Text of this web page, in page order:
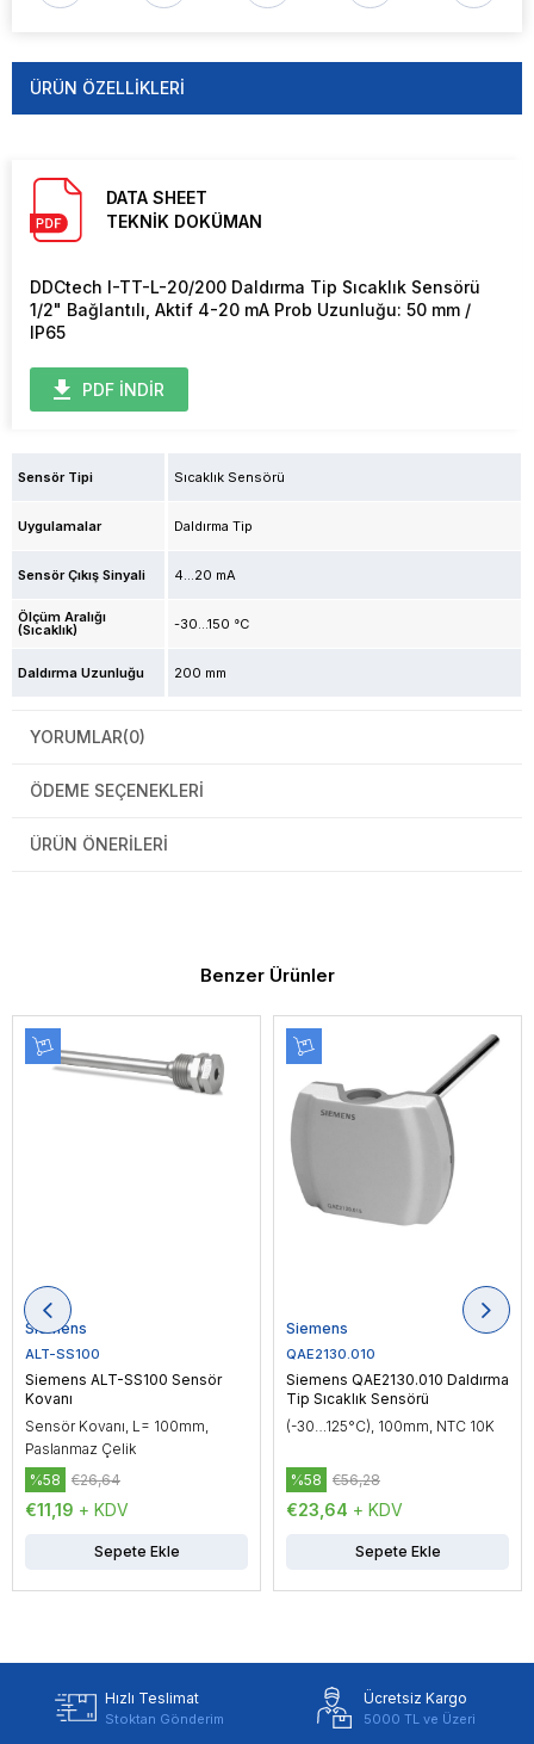
ÜRÜN ÖZELLIKLERI
DATA SHEET
TEKNİK DOKÜMAN
DDCtech I-TT-L-20/200 Daldırma Tip Sıcaklık Sensörü
1/2" Bağlantılı, Aktif 4-20 mA Prob Uzunluğu: 50 mm /
IP65
PDF İNDİR
Sensör Tipi Sıcaklık Sensörü
Uygulamalar Daldırma Tip
Sensör Çıkış Sinyali 4...20 mA
Ölçüm Aralığı
(Sıcaklık) -30...150 °C
Daldırma Uzunluğu 200 mm
YORUMLAR(0)
ÖDEME SEÇENEKLERI
ÜRÜN ÖNERILERI
Benzer Ürünler
Siemens
ALT-SS100
Siemens ALT-SS100 Sensör
Kovanı
Sensör Kovanı, L= 100mm,
Paslanmaz Çelik
€11,19 + KDV
%58 €26,64
Sepete Ekle
Siemens
QAE2130.010
Siemens QAE2130.010 Daldırma
Tip Sıcaklık Sensörü
(-30…125°C), 100mm, NTC 10K
€23,64 + KDV
%58 €56,28
Sepete Ekle
Hızlı Teslimat
Stoktan Gönderim
Ücretsiz Kargo
5000 TL ve Üzeri